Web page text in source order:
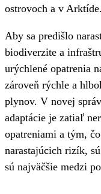
ostrovoch a v Arktíde.
Aby sa predišlo
biodiverzite a
urýchlené opatrenia
zároveň rýchle a
plynov. V novej
adaptácie je zatiaľ
opatreniami a tým,
narastajúcich rizík,
sú najväčšie medzi